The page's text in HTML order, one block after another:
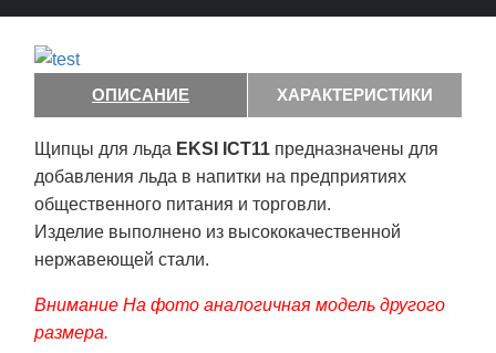
ОПИСАНИЕ ХАРАКТЕРИСТИКИ
Щипцы для льда EKSI ICT11 предназначены для
добавления льда в напитки на предприятиях
общественного питания и торговли.
Изделие выполнено из высококачественной
нержавеющей стали.
Внимание На фото аналогичная модель другого
размера.